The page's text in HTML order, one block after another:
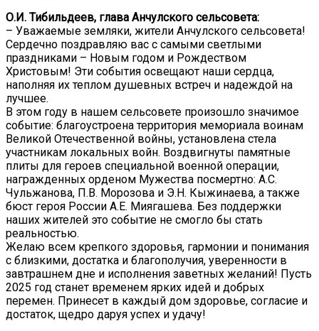
О.И. Тибильдеев, глава Анчулского сельсовета:
– Уважаемые земляки, жители Анчулского сельсовета!
Сердечно поздравляю вас с самыми светлыми
праздниками – Новым годом и Рождеством
Христовым! Эти события освещают наши сердца,
наполняя их теплом душевных встреч и надеждой на
лучшее.
В этом году в нашем сельсовете произошло значимое
событие: благоустроена территория мемориала воинам
Великой Отечественной войны, установлена стела
участникам локальных войн. Воздвигнуты памятные
плиты для героев специальной военной операции,
награжденных орденом Мужества посмертно: А.С.
Чульжанова, П.В. Морозова и Э.Н. Кыжинаева, а также
бюст героя России А.Е. Миягашева. Без поддержки
наших жителей это событие не смогло бы стать
реальностью.
Желаю всем крепкого здоровья, гармонии и понимания
с близкими, достатка и благополучия, уверенности в
завтрашнем дне и исполнения заветных желаний! Пусть
2025 год станет временем ярких идей и добрых
перемен. Принесет в каждый дом здоровье, согласие и
достаток, щедро даруя успех и удачу!